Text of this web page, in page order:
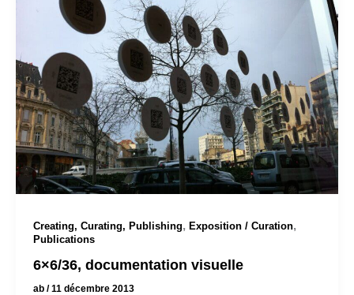
Creating, Curating, Publishing, Exposition / Curation,
Publications
6×6/36, documentation visuelle
ab /11 décembre 2013